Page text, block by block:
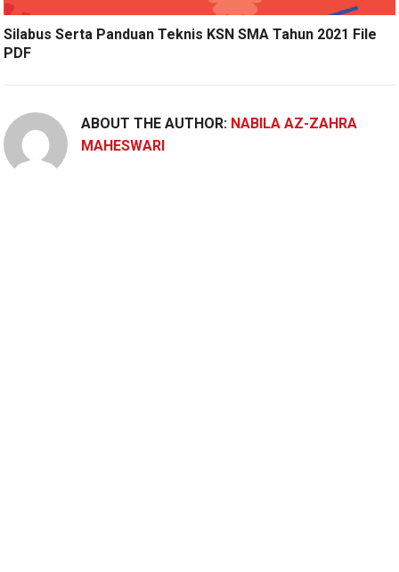
Silabus Serta Panduan Teknis KSN SMA Tahun 2021 File
PDF
ABOUT THE AUTHOR: NABILA AZ-ZAHRA
MAHESWARI